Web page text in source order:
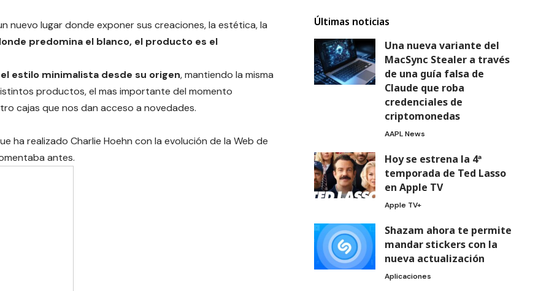
nuevo lugar donde exponer sus creaciones, la estética, la
predomina el blanco, el producto es el
estilo minimalista desde su origen, mantiendo la misma
productos, el mas importante del momento
cajas que nos dan acceso a novedades.
ha realizado Charlie Hoehn con la evolución de la Web de
antes.
Últimas noticias
Una nueva variante del
MacSync Stealer a través
de una guía falsa de
Claude que roba
credenciales de
criptomonedas
AAPL News
Hoy se estrena la 4ª
temporada de Ted Lasso
en Apple TV
Apple TV+
Shazam ahora te permite
mandar stickers con la
nueva actualización
Aplicaciones